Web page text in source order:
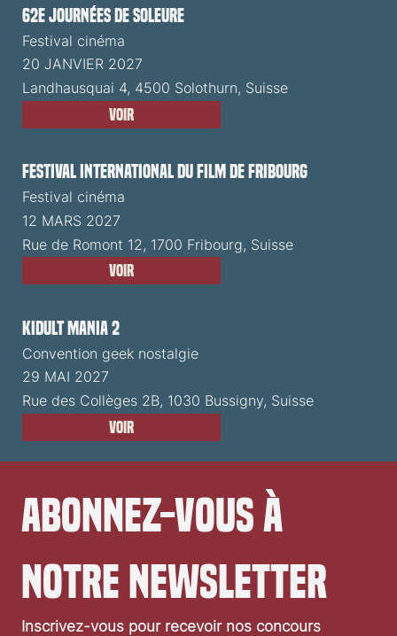
62e Journées de Soleure
Festival cinéma
20 JANVIER 2027
Landhausquai 4, 4500 Solothurn, Suisse
Voir
Festival International du Film de Fribourg
Festival cinéma
12 MARS 2027
Rue de Romont 12, 1700 Fribourg, Suisse
Voir
Kidult Mania 2
Convention geek nostalgie
29 MAI 2027
Rue des Collèges 2B, 1030 Bussigny, Suisse
Voir
Abonnez-vous à
notre newsletter
Inscrivez-vous pour recevoir nos concours